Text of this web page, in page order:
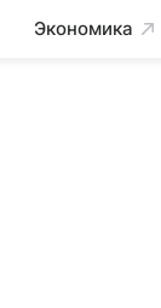
Экономика